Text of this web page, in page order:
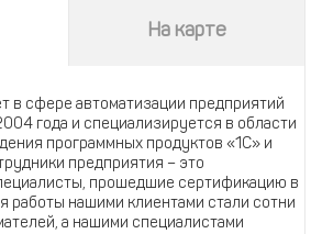
На карте
в сфере автоматизации предприятий
года и специализируется в области
программных продуктов «1С» и
предприятия – это
прошедшие сертификацию в
работы нашими клиентами стали сотни
а нашими специалистами